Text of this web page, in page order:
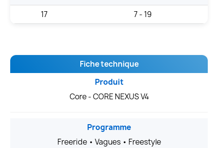
17
7 - 19
Fiche technique
Produit
Core - CORE NEXUS V4
Programme
Freeride • Vagues • Freestyle